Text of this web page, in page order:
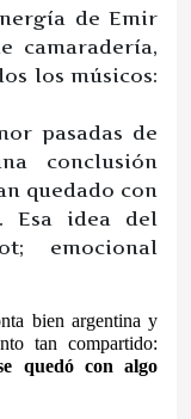
de Emir
camaradería,
los músicos:
pasadas de
conclusión
quedado con
Esa idea del
emocional
bien argentina y
quedó con algo